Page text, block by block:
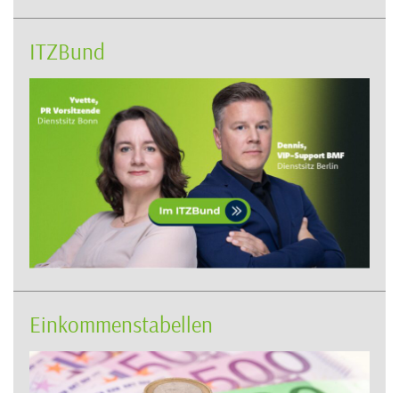
ITZBund
Einkommenstabellen